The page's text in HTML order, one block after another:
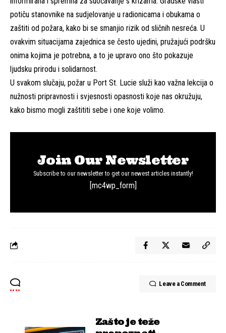
potiču stanovnike na sudjelovanje u radionicama i obukama o
zaštiti od požara, kako bi se smanjio rizik od sličnih nesreća. U
ovakvim situacijama zajednica se često ujedini, pružajući podršku
onima kojima je potrebna, a to je upravo ono što pokazuje
ljudsku prirodu i solidarnost.
U svakom slučaju, požar u Port St. Lucie služi kao važna lekcija o
nužnosti pripravnosti i svjesnosti opasnosti koje nas okružuju,
kako bismo mogli zaštititi sebe i one koje volimo.
Join Our Newsletter
Subscribe to our newsletter to get our newest articles instantly!
[mc4wp_form]
Leave a Comment
Zašto je teže